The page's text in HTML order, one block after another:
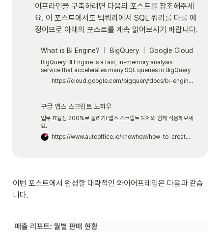
이프라인을 구축하려면 다음의 포스트를 참조해주세
요. 이 포스트에서도 빅쿼리에서 SQL 쿼리를 다룰 예
정이므로 아래의 포스트를 계속 읽어보시기 바랍니다.
What is BI Engine? | BigQuery | Google Cloud
BigQuery BI Engine is a fast, in-memory analysis
service that accelerates many SQL queries in BigQuery
by intelligently caching the data you use most
frequently. BI Engine can accelerate SQL queries from
on-going optimization. This lets you improve query
performance without manual tuning or data tiering. You
can use clustering and partitioning to further optimize
the performance of large tables with BI Engine.
https://cloud.google.com/bigquery/docs/bi-engine-intro
구글 앱스 스크립트 노하우
업무 효율성 200%로 올리기! 앱스 스크립트 예제와 함께 적용해보세
요.
https://www.autooffice.io/knowhow/how-to-create-lookerstudio-with-bigquery
이번 포스트에서 완성할 대략적인 와이어프레임은 다음과 같습
니다.